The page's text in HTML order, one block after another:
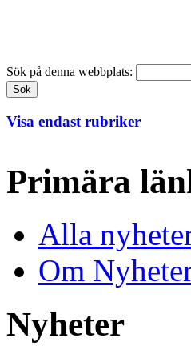
Sök på denna webbplats:
Visa endast rubriker
Primära
Alla
Om
Nyheter